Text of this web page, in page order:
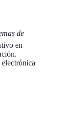
de
en